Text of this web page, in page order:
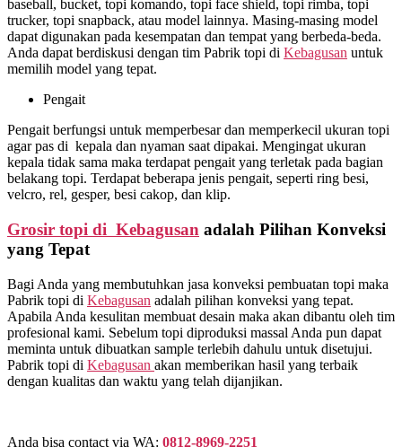
baseball, bucket, topi komando, topi face shield, topi rimba, topi
trucker, topi snapback, atau model lainnya. Masing-masing model
dapat digunakan pada kesempatan dan tempat yang berbeda-beda.
Anda dapat berdiskusi dengan tim Pabrik topi di Kebagusan untuk
memilih model yang tepat.
Pengait
Pengait berfungsi untuk memperbesar dan memperkecil ukuran topi
agar pas di kepala dan nyaman saat dipakai. Mengingat ukuran
kepala tidak sama maka terdapat pengait yang terletak pada bagian
belakang topi. Terdapat beberapa jenis pengait, seperti ring besi,
velcro, rel, gesper, besi cakop, dan klip.
Grosir topi di Kebagusan adalah Pilihan Konveksi
yang Tepat
Bagi Anda yang membutuhkan jasa konveksi pembuatan topi maka
Pabrik topi di Kebagusan adalah pilihan konveksi yang tepat.
Apabila Anda kesulitan membuat desain maka akan dibantu oleh tim
profesional kami. Sebelum topi diproduksi massal Anda pun dapat
meminta untuk dibuatkan sample terlebih dahulu untuk disetujui.
Pabrik topi di Kebagusan akan memberikan hasil yang terbaik
dengan kualitas dan waktu yang telah dijanjikan.
Anda bisa contact via WA: 0812-8969-2251